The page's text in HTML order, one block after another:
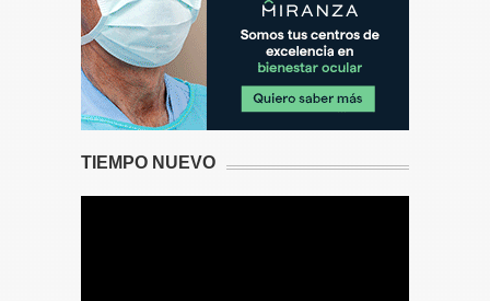
TIEMPO NUEVO